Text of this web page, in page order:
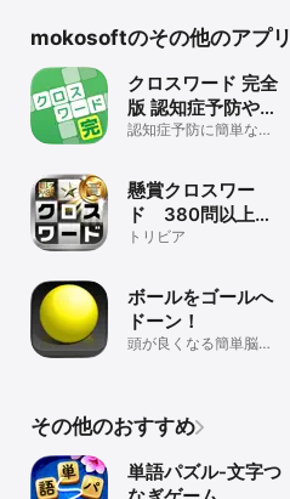
mokosoftのその他のアプリ
クロスワード 完全
版 認知症予防や脳
トレパズル
認知症予防に簡単な操
懸賞クロスワー
ド 380問以上が
遊べる簡単な脳ト
トリビア
ボールをゴールへ
ドーン！
頭が良くなる簡単脳ト
その他のおすすめ
単語パズル-文字つ